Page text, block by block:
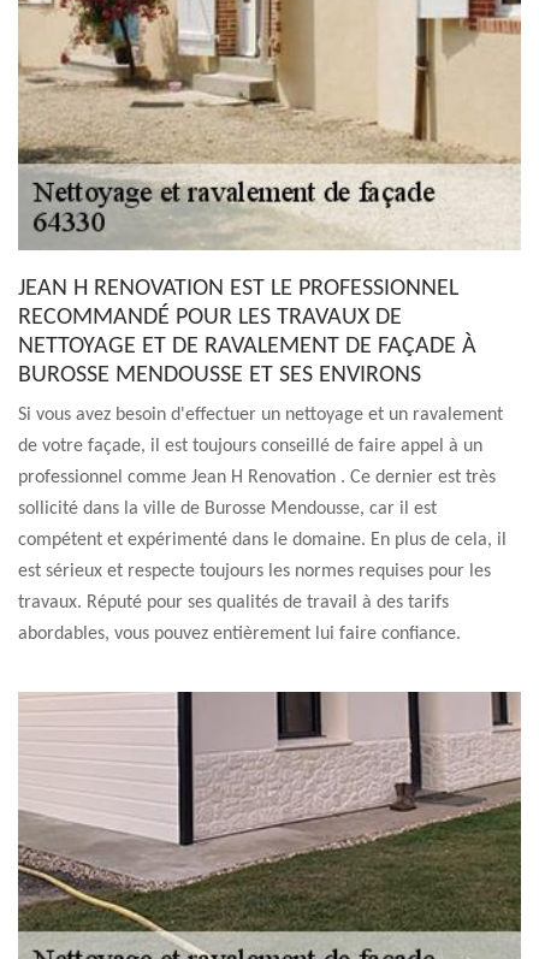
JEAN H RENOVATION EST LE PROFESSIONNEL
RECOMMANDÉ POUR LES TRAVAUX DE
NETTOYAGE ET DE RAVALEMENT DE FAÇADE À
BUROSSE MENDOUSSE ET SES ENVIRONS
Si vous avez besoin d'effectuer un nettoyage et un ravalement
de votre façade, il est toujours conseillé de faire appel à un
professionnel comme Jean H Renovation . Ce dernier est très
sollicité dans la ville de Burosse Mendousse, car il est
compétent et expérimenté dans le domaine. En plus de cela, il
est sérieux et respecte toujours les normes requises pour les
travaux. Réputé pour ses qualités de travail à des tarifs
abordables, vous pouvez entièrement lui faire confiance.